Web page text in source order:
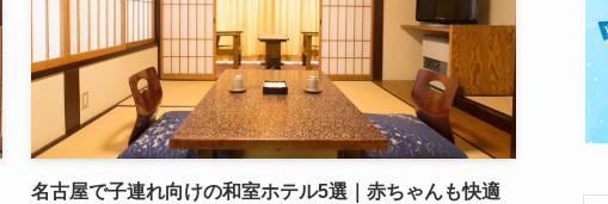
名古屋で子連れ向けの和室ホテル5選｜赤ちゃんも快適